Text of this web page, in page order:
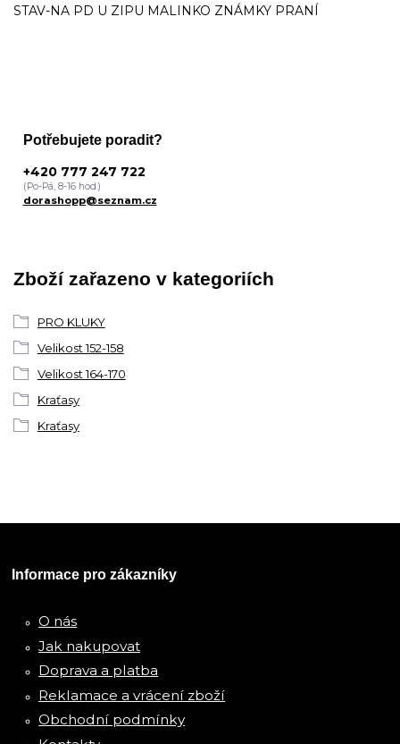
STAV-NA PD U ZIPU MALINKO ZNÁMKY PRANÍ
Zboží zařazeno v kategoriích
PRO KLUKY
Velikost 152-158
Velikost 164-170
Kraťasy
Kraťasy
Potřebujete poradit?
+420 777 247 722
(Po-Pá, 8-16 hod.)
dorashopp@seznam.cz
Informace pro zákazníky
O nás
Jak nakupovat
Doprava a platba
Reklamace a vrácení zboží
Obchodní podmínky